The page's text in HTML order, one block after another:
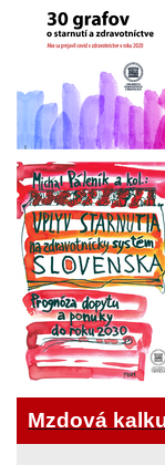
Mzdová